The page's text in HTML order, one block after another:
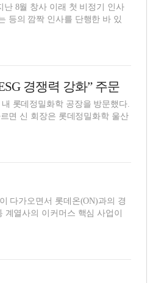
8월 창사 이래 첫 비정기 인사
등의 깜짝 인사를 단행한 바 있
경쟁력 강화” 주문
롯데정밀화학 공장을 방문했다.
면 신 회장은 롯데정밀화학 울산
다가오면서 롯데온(ON)과의 경
열사의 이커머스 핵심 사업이